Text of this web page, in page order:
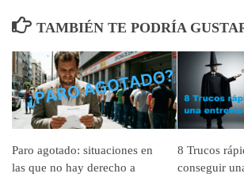
TAMBIÉN TE PODRÍA
Paro agotado: situaciones en
las que no hay derecho a
8 Trucos
conseguir